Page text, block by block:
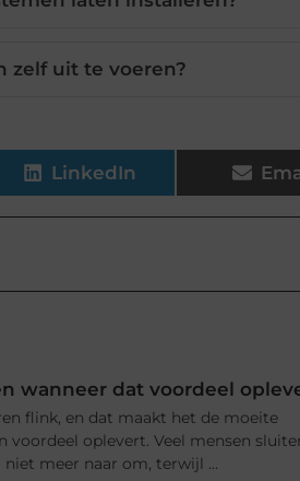
zelf uit te voeren?
LinkedIn
wanneer dat voordeel
flink, en dat maakt het de moeite
oplevert. Veel mensen
meer naar om, terwijl ...